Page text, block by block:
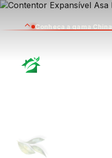
Conheça a gama China